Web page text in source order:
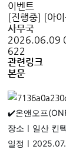
이벤트
[진행중] [아
사무국
2026.06.09
622
관련링크
본문
✔️온앤오프
장소ㅣ일산 킨
일정ㅣ